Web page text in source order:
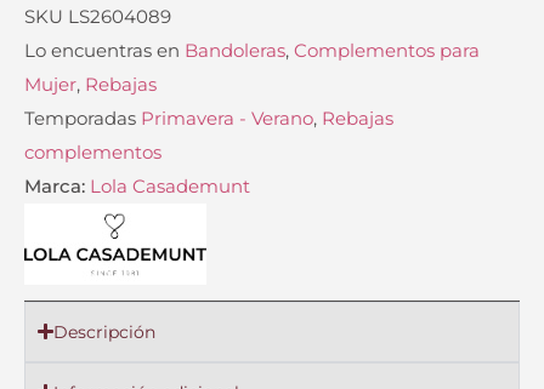
SKU LS2604089
Lo encuentras en Bandoleras, Complementos para
Mujer, Rebajas
Temporadas Primavera - Verano, Rebajas
complementos
Marca: Lola Casademunt
Descripción